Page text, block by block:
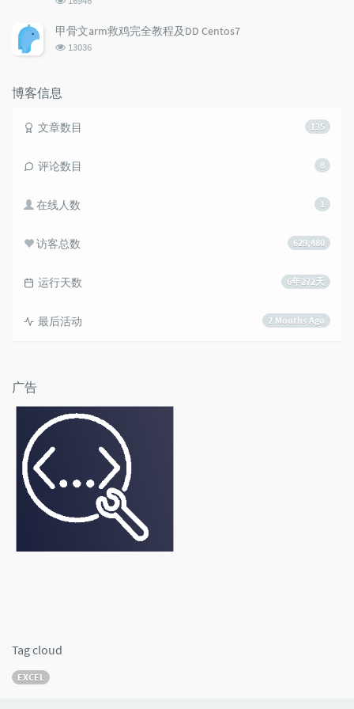
次
数:
甲骨文arm救鸡完全教程及DD Centos7
浏
13036
博客信息
135
文章数目
8
评论数目
1
在线人数
629,480
访客总数
6年272天
运行天数
2 Mouths Ago
最后活动
广告
Tag cloud
EXCEL